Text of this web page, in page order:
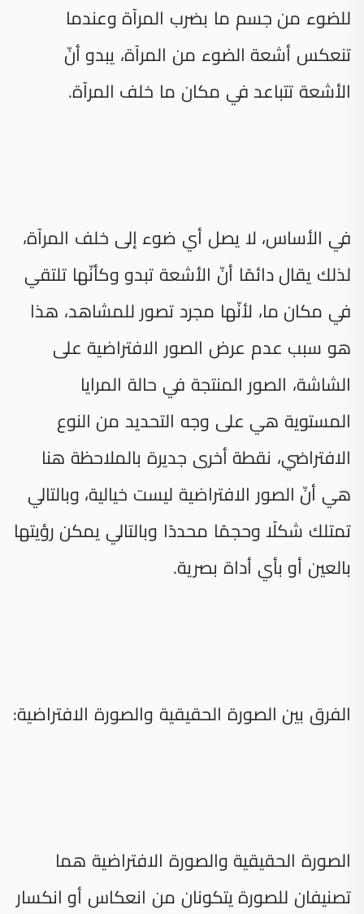
للضوء من جسم ما بضرب المرآة وعندما
تنعكس أشعة الضوء من المرآة، يبدو أنّ
الأشعة تتباعد في مكان ما خلف المرآة.
في الأساس، لا يصل أي ضوء إلى خلف المرآة،
لذلك يقال دائمًا أنّ الأشعة تبدو وكأنّها تلتقي
في مكان ما، لأنّها مجرد تصور للمشاهد، هذا
هو سبب عدم عرض الصور الافتراضية على
الشاشة، الصور المنتجة في حالة المرايا
المستوية هي على وجه التحديد من النوع
الافتراضي، نقطة أخرى جديرة بالملاحظة هنا
هي أنّ الصور الافتراضية ليست خيالية، وبالتالي
تمتلك شكلًا وحجمًا محددًا وبالتالي يمكن رؤيتها
بالعين أو بأي أداة بصرية.
الفرق بين الصورة الحقيقية والصورة الافتراضية:
الصورة الحقيقية والصورة الافتراضية هما
تصنيفان للصورة يتكونان من انعكاس أو انكسار